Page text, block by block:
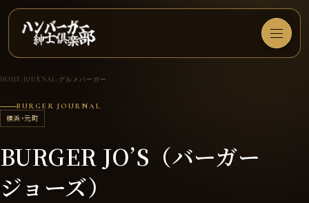
本文へ移動
メニュー
HOME› JOURNAL› グルメバーガー
BURGER JOURNAL
横浜・元町
BURGER JO’S（バーガー
ジョーズ）